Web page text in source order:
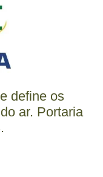
define os
ar. Portaria